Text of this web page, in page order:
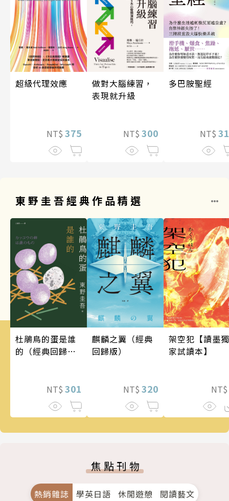
超級代理效應
NT$ 375
做對大腦練習，
表現就升級
NT$ 300
多巴胺聖經
NT$
東野圭吾經典作品精選
杜鵑鳥的蛋是誰
的（經典回歸
NT$ 301
麒麟之翼（經典
回歸版）
NT$ 320
架空犯【讀墨獨
家試讀本】
NT$
焦點刊物
熱銷雜誌 學英日語 休閒遊憩 閱讀藝文